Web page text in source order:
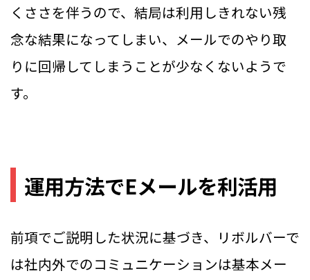
くささを伴うので、結局は利用しきれない残
念な結果になってしまい、メールでのやり取
りに回帰してしまうことが少なくないようで
す。
運用方法でEメールを利活用
前項でご説明した状況に基づき、リボルバーで
は社内外でのコミュニケーションは基本メー